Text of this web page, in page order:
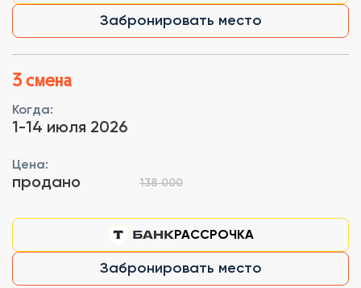
Забронировать место
3 смена
Когда:
1-14 июля 2026
Цена:
продано 138 000
РАССРОЧКА
Забронировать место